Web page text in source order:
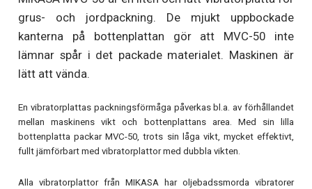
grus- och jordpackning. De mjukt uppbockade
kanterna på bottenplattan gör att MVC-50 inte
lämnar spår i det packade materialet. Maskinen är
lätt att vända.
En vibratorplattas packningsförmåga påverkas bl.a. av förhållandet
mellan maskinens vikt och bottenplattans area. Med sin lilla
bottenplatta packar MVC-50, trots sin låga vikt, mycket effektivt,
fullt jämförbart med vibratorplattor med dubbla vikten.
Alla vibratorplattor från MIKASA har oljebadssmorda vibratorer